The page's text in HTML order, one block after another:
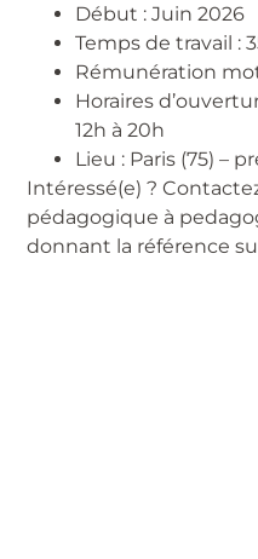
Début : Juin 2026
Temps de travail :
Rémunération
Horaires
12h à 20h
Lieu : Paris (75) –
Intéressé(e) ?
pédagogique à
donnant la référence